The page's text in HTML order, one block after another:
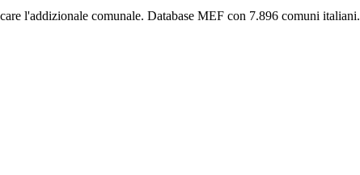
l'addizionale comunale. Database MEF con 7.896 comuni italiani.